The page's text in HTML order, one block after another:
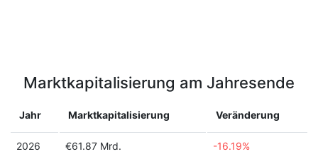
Marktkapitalisierung am Jahresende
Jahr Marktkapitalisierung Veränderung
2026 €61.87 Mrd. -16.19%